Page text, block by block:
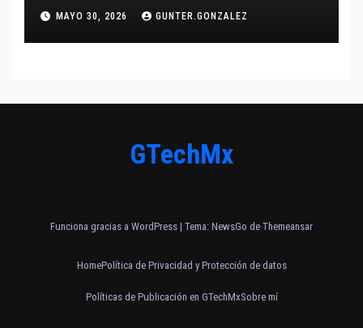
MAYO 30, 2026 GUNTER.GONZALEZ
GTechMx
Funciona gracias a WordPress | Tema: NewsGo de Themeansar
HomePolítica de Privacidad y Protección de datos
Políticas de Publicación en GTechMxSobre mí